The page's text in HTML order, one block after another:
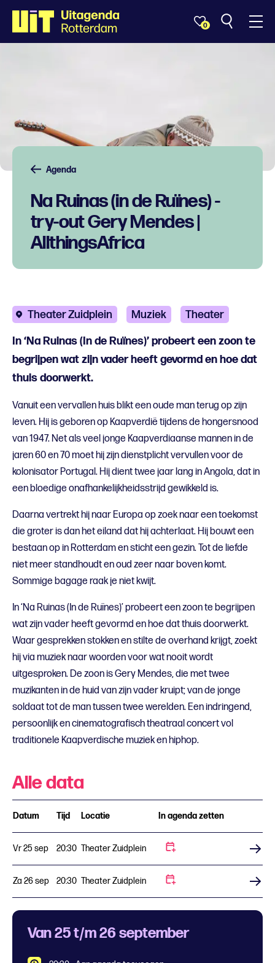
0
Agenda
Na Ruinas (in de Ruïnes) -
try-out Gery Mendes |
AllthingsAfrica
Theater Zuidplein Muziek Theater
In ‘Na Ruinas (In de Ruïnes)’ probeert een zoon te
begrijpen wat zijn vader heeft gevormd en hoe dat
thuis doorwerkt.
Vanuit een vervallen huis blikt een oude man terug op zijn
leven. Hij is geboren op Kaapverdië tijdens de hongersnood
van 1947. Net als veel jonge Kaapverdiaanse mannen in de
jaren 60 en 70 moet hij zijn dienstplicht vervullen voor de
kolonisator Portugal. Hij dient twee jaar lang in Angola, dat in
een bloedige onafhankelijkheidsstrijd gewikkeld is.
Daarna vertrekt hij naar Europa op zoek naar een toekomst
die groter is dan het eiland dat hij achterlaat. Hij bouwt een
bestaan op in Rotterdam en sticht een gezin. Tot de liefde
niet meer standhoudt en oud zeer naar boven komt.
Sommige bagage raak je niet kwijt.
In ‘Na Ruinas (In de Ruïnes)’ probeert een zoon te begrijpen
wat zijn vader heeft gevormd en hoe dat thuis doorwerkt.
Waar gesprekken stokken en stilte de overhand krijgt, zoekt
hij via muziek naar woorden voor wat nooit wordt
uitgesproken. De zoon is Gery Mendes, die met twee
muzikanten in de huid van zijn vader kruipt; van de jonge
soldaat tot de man tussen twee werelden. Een indringend,
persoonlijk en cinematografisch theatraal concert vol
traditionele Kaapverdische muziek en hiphop.
Alle data
Datum Tijd Locatie In agenda zetten
Vr 25 sep 20:30 Theater Zuidplein
Za 26 sep 20:30 Theater Zuidplein
Van 25 t/m 26 september